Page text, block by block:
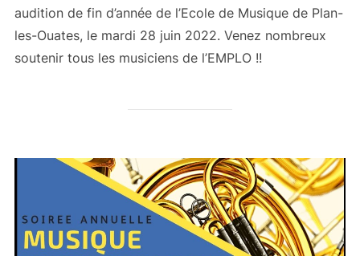
audition de fin d’année de l’Ecole de Musique de Plan-
les-Ouates, le mardi 28 juin 2022. Venez nombreux
soutenir tous les musiciens de l’EMPLO !!